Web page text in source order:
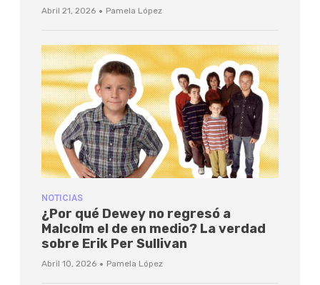
Abril 21, 2026 · Pamela López
NOTICIAS
¿Por qué Dewey no regresó a
Malcolm el de en medio? La verdad
sobre Erik Per Sullivan
Abril 10, 2026 · Pamela López